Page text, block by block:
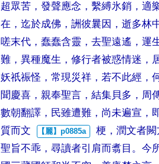
超眾苦 ，發聲應念 ，繫縛氷銷 ，適
在 ，迄於成佛 ，詶彼曩因 ，逝多林
嗟末代 ，蠢蠢含靈 ，去聖遠遙 ，運
難 ，異種魔生 ，修行者被惑情迷 ，
妖祇祳怪 ，常現災祥 ，若不此經 ，
聞慶喜 ，親奉聖言 ，結集貝多 ， 周
數朝翻譯 ， 民雖遭難 ， 尚未遍宣 ，
質而文
梗 ，潤文者
聖旨不乖 ，尋讀者引肩而翥目 。今